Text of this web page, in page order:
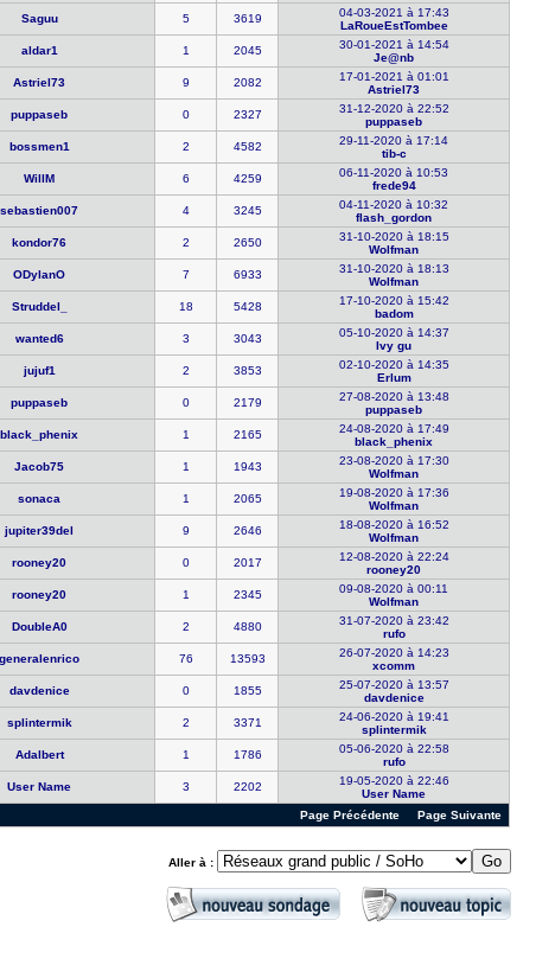
Saguu 5 3619
04-03-2021 à 17:43
LaRoueEstT​ombee
aldar1 1 2045
30-01-2021 à 14:54
Je@nb
Astriel73 9 2082
17-01-2021 à 01:01
Astriel73
puppaseb 0 2327
31-12-2020 à 22:52
puppaseb
bossmen1 2 4582
29-11-2020 à 17:14
tib-c
WillM 6 4259
06-11-2020 à 10:53
frede94
sebastien0​07 4 3245
04-11-2020 à 10:32
flash_gord​on
kondor76 2 2650
31-10-2020 à 18:15
Wolfman
ODylanO 7 6933
31-10-2020 à 18:13
Wolfman
Struddel_ 18 5428
17-10-2020 à 15:42
badom
wanted6 3 3043
05-10-2020 à 14:37
Ivy gu
jujuf1 2 3853
02-10-2020 à 14:35
Erlum
puppaseb 0 2179
27-08-2020 à 13:48
puppaseb
black_phen​ix 1 2165
24-08-2020 à 17:49
black_phen​ix
Jacob75 1 1943
23-08-2020 à 17:30
Wolfman
sonaca 1 2065
19-08-2020 à 17:36
Wolfman
jupiter39d​el 9 2646
18-08-2020 à 16:52
Wolfman
rooney20 0 2017
12-08-2020 à 22:24
rooney20
rooney20 1 2345
09-08-2020 à 00:11
Wolfman
DoubleA0 2 4880
31-07-2020 à 23:42
rufo
generalenr​ico 76 13593
26-07-2020 à 14:23
xcomm
davdenice 0 1855
25-07-2020 à 13:57
davdenice
splintermi​k 2 3371
24-06-2020 à 19:41
splintermi​k
Adalbert 1 1786
05-06-2020 à 22:58
rufo
User Name 3 2202
19-05-2020 à 22:46
User Name
Page Suivante
Page Précédente
Aller à :